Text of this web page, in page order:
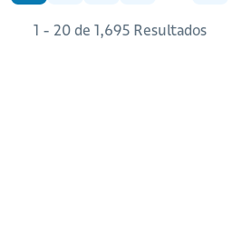
1 - 20 de 1,695 Resultados